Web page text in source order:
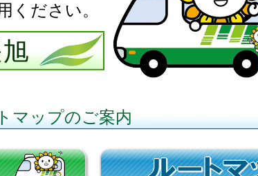
ください。
マップのご案内